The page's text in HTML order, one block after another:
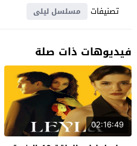
تصنيفات
مسلسل ليلى
فيديوهات ذات صلة
02:16:49